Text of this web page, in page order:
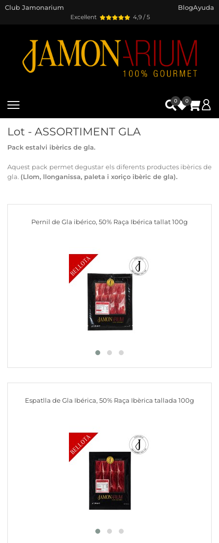
Excel·lent 4,9 / 5
Club Jamonarium BlogAyuda
0 0
Lot - ASSORTIMENT GLA
Pack estalvi ibèrics de gla.
Aquest pack permet degustar els diferents productes ibèrics de
gla. (Llom, llonganissa, paleta i xoriço ibèric de gla).
Pernil de Gla ibérico, 50% Raça Ibérica tallat 100g
Espatlla de Gla Ibérica, 50% Raça Ibèrica tallada 100g